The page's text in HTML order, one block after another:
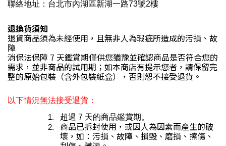
聯絡地址：台北市內湖區新湖一路73號2樓
退換貨須知
退貨商品須為未經使用，且無非人為瑕疵所造成的污損、故
障
消保法保障 7 天鑑賞期僅供您猶豫並確認商品是否符合您的
需求，並非商品的試用期；如本商店有提示您者，請保留完
整的原始包裝（含外包裝紙盒），否則恕不接受退貨。
以下情況無法接受退貨：
超過 7 天的商品鑑賞期。
商品已拆封使用，或因人為因素而產生的破
壞，如：污損、故障、損毀、磨損、擦傷、